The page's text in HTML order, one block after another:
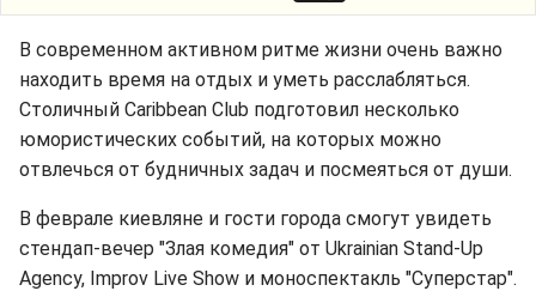
В современном активном ритме жизни очень важно
находить время на отдых и уметь расслабляться.
Столичный Caribbean Club подготовил несколько
юмористических событий, на которых можно
отвлечься от будничных задач и посмеяться от души.
В феврале киевляне и гости города смогут увидеть
стендап-вечер "Злая комедия" от Ukrainian Stand-Up
Agency, Improv Live Show и моноспектакль "Суперстар".